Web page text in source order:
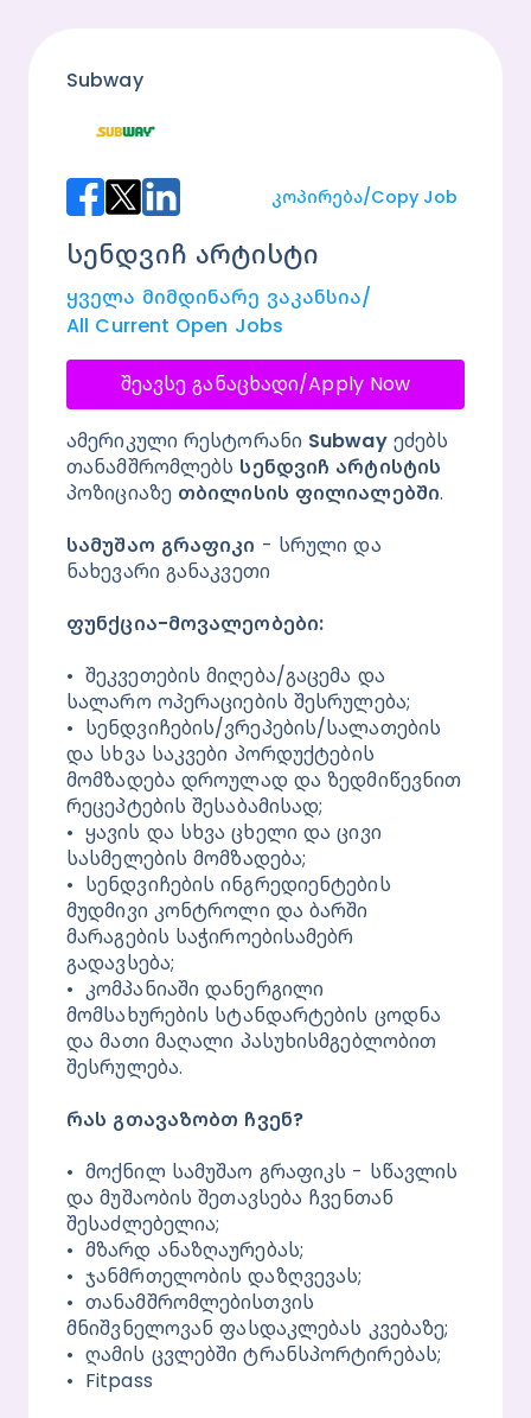
Subway
Კოპირება/Copy Job
სენდვიჩ არტისტი
Ყველა Მიმდინარე Ვაკანსია/
All Current Open Jobs
შეავსე განაცხადი/Apply Now
ამერიკული რესტორანი Subway ეძებს
თანამშრომლებს სენდვიჩ არტისტის
პოზიციაზე თბილისის ფილიალებში.
სამუშაო გრაფიკი - სრული და
ნახევარი განაკვეთი
ფუნქცია-მოვალეობები:
•	შეკვეთების მიღება/გაცემა და
სალარო ოპერაციების შესრულება;
•	სენდვიჩების/ვრეპების/სალათების
და სხვა საკვები პორდუქტების
მომზადება დროულად და ზედმიწევნით
რეცეპტების შესაბამისად;
•	ყავის და სხვა ცხელი და ცივი
სასმელების მომზადება;
•	სენდვიჩების ინგრედიენტების
მუდმივი კონტროლი და ბარში
მარაგების საჭიროებისამებრ
გადავსება;
•	კომპანიაში დანერგილი
მომსახურების სტანდარტების ცოდნა
და მათი მაღალი პასუხისმგებლობით
შესრულება.
რას გთავაზობთ ჩვენ?
•	მოქნილ სამუშაო გრაფიკს - სწავლის
და მუშაობის შეთავსება ჩვენთან
შესაძლებელია;
•	მზარდ ანაზღაურებას;
•	ჯანმრთელობის დაზღვევას;
•	თანამშრომლებისთვის
მნიშვნელოვან ფასდაკლებას კვებაზე;
•	ღამის ცვლებში ტრანსპორტირებას;
•	Fitpass